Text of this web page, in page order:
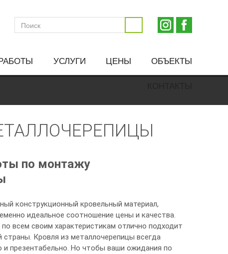
УСЛУГИ ЦЕНЫ ОБЪЕКТЫ
по монтажу
конструкционный кровельный материал,
идеальное соотношение цены и качества.
всем своим характеристикам отлично подходит
страны. Кровля из металлочерепицы всегда
и презентабельно. Но чтобы ваши ожидания по